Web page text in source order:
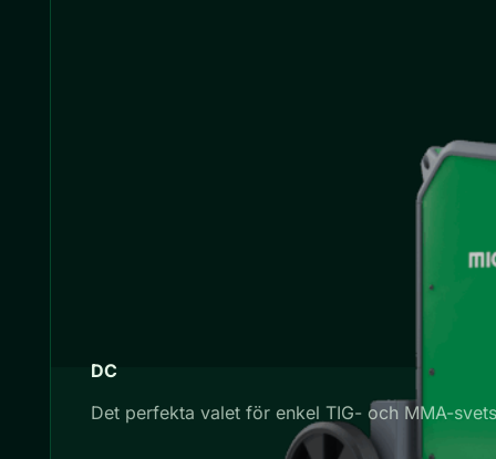
DC
Det perfekta valet för enkel TIG- och MMA-